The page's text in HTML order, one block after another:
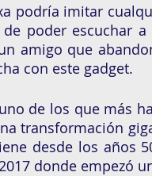
podría imitar
poder escuchar
amigo que
con este gadget.
de los que más
transformación
desde los años
donde empezó